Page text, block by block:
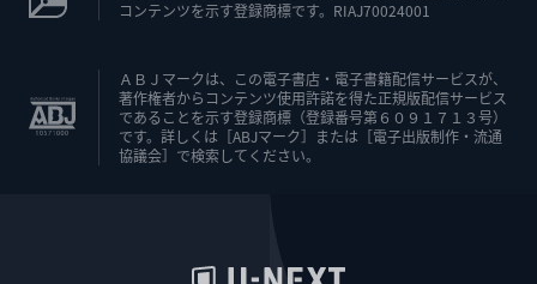
コンテンツを示す登録商標です。RIAJ70024001
ＡＢＪマークは、この電子書店・電子書籍配信サービスが、
著作権者からコンテンツ使用許諾を得た正規版配信サービス
であることを示す登録商標（登録番号第６０９１７１３号）
です。詳しくは［ABJマーク］または［電子出版制作・流通
協議会］で検索してください。